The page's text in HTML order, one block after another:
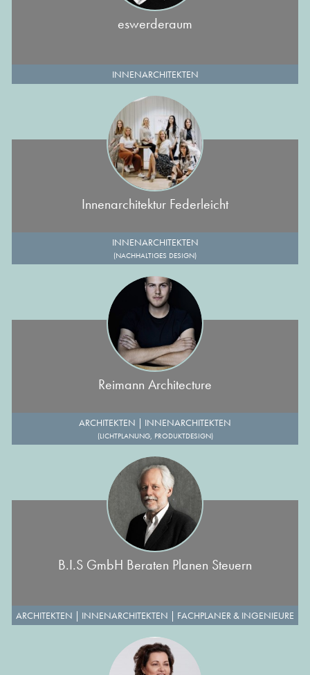
eswerderaum
INNENARCHITEKTEN
Innenarchitektur Federleicht
INNENARCHITEKTEN
(NACHHALTIGES DESIGN)
Reimann Architecture
ARCHITEKTEN | INNENARCHITEKTEN
(LICHTPLANUNG, PRODUKTDESIGN)
B.I.S GmbH Beraten Planen Steuern
ARCHITEKTEN | INNENARCHITEKTEN | FACHPLANER & INGENIEURE